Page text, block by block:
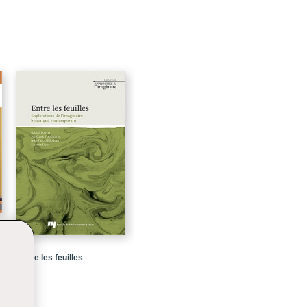
38
39
41
41
56
69
Entre les feuilles